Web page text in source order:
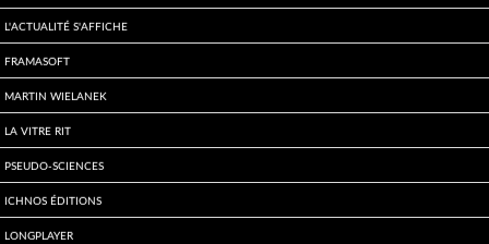
L'actualité s'affiche
Framasoft
Martin Wielanek
La Vitre Rit
Pseudo-sciences
Ichnos Éditions
LongPlayer